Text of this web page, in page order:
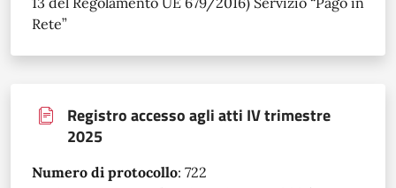
Rete”
Registro accesso agli atti IV trimestre
2025
Numero di protocollo: 722